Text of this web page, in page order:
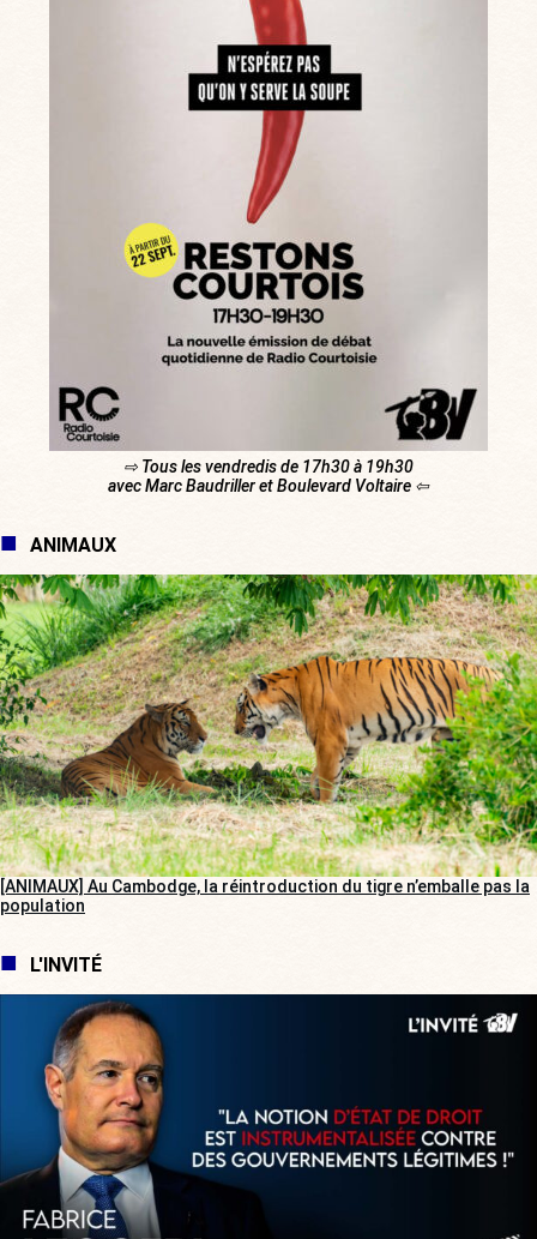
⇨ Tous les vendredis de 17h30 à 19h30
avec Marc Baudriller et Boulevard Voltaire ⇦
ANIMAUX
[ANIMAUX] Au Cambodge, la réintroduction du tigre n’emballe pas la
population
L'INVITÉ